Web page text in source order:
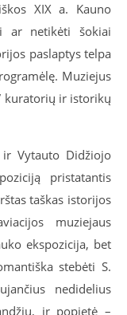
XIX a. Kauno
ar netikėti šokiai
paslaptys telpa
Muziejus
kuratorių ir istorikų
Vytauto Didžiojo
pristatantis
taškas istorijos
muziejaus
ekspozicija, bet
stebėti S.
nedidelius
ir popietė –